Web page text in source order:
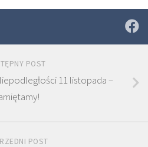
POST
11 listopada –
POST